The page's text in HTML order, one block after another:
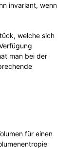
invariant, wenn
welche sich
man bei der
für einen